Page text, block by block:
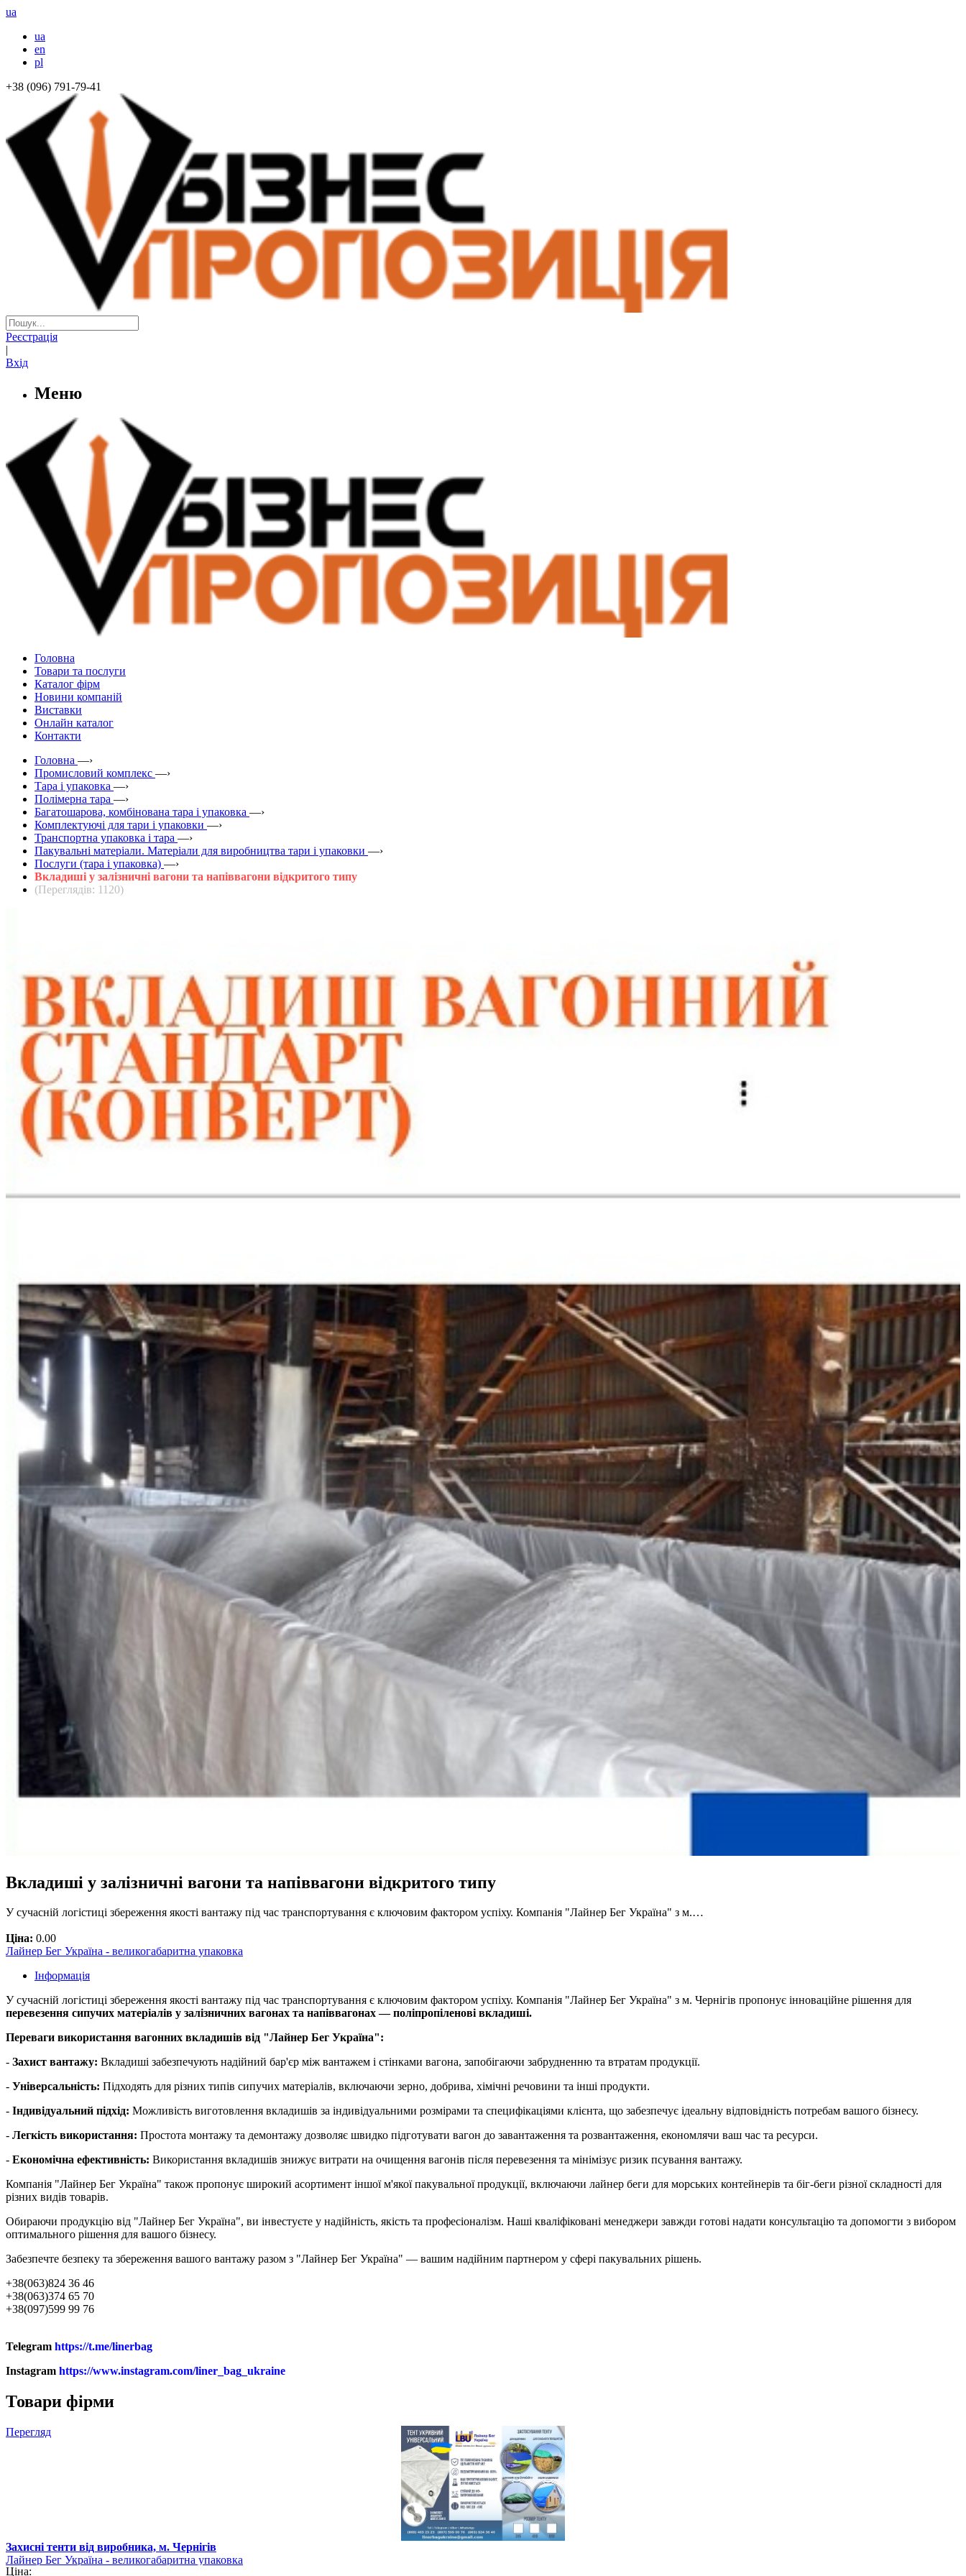
ua
ua
en
pl
+38 (096) 791-79-41
Реєстрація
|
Вхід
Меню
Головна
Товари та послуги
Каталог фірм
Новини компаній
Виставки
Онлайн каталог
Контакти
Головна —›
Промисловий комплекс —›
Тара і упаковка —›
Полімерна тара —›
Багатошарова, комбінована тара і упаковка —›
Комплектуючі для тари і упаковки —›
Транспортна упаковка і тара —›
Пакувальні матеріали. Матеріали для виробництва тари і упаковки —›
Послуги (тара і упаковка) —›
Вкладиші у залізничні вагони та напіввагони відкритого типу
(Переглядів: 1120)
Вкладиші у залізничні вагони та напіввагони відкритого типу
У сучасній логістиці збереження якості вантажу під час транспортування є ключовим фактором успіху. Компанія "Лайнер Бег Україна" з м.…
Ціна: 0.00
Лайнер Бег Україна - великогабаритна упаковка
Інформація
У сучасній логістиці збереження якості вантажу під час транспортування є ключовим фактором успіху. Компанія "Лайнер Бег Україна" з м. Чернігів пропонує інноваційне рішення для
перевезення сипучих матеріалів у залізничних вагонах та напіввагонах — поліпропіленові вкладиші.
Переваги використання вагонних вкладишів від "Лайнер Бег Україна":
- Захист вантажу: Вкладиші забезпечують надійний бар'єр між вантажем і стінками вагона, запобігаючи забрудненню та втратам продукції.
- Універсальність: Підходять для різних типів сипучих матеріалів, включаючи зерно, добрива, хімічні речовини та інші продукти.
- Індивідуальний підхід: Можливість виготовлення вкладишів за індивідуальними розмірами та специфікаціями клієнта, що забезпечує ідеальну відповідність потребам вашого бізнесу.
- Легкість використання: Простота монтажу та демонтажу дозволяє швидко підготувати вагон до завантаження та розвантаження, економлячи ваш час та ресурси.
- Економічна ефективність: Використання вкладишів знижує витрати на очищення вагонів після перевезення та мінімізує ризик псування вантажу.
Компанія "Лайнер Бег Україна" також пропонує широкий асортимент іншої м'якої пакувальної продукції, включаючи лайнер беги для морських контейнерів та біг-беги різної складності для
різних видів товарів.
Обираючи продукцію від "Лайнер Бег Україна", ви інвестуєте у надійність, якість та професіоналізм. Наші кваліфіковані менеджери завжди готові надати консультацію та допомогти з вибором
оптимального рішення для вашого бізнесу.
Забезпечте безпеку та збереження вашого вантажу разом з "Лайнер Бег Україна" — вашим надійним партнером у сфері пакувальних рішень.
+38(063)824 36 46
+38(063)374 65 70
+38(097)599 99 76
Telegram https://t.me/linerbag
Instagram https://www.instagram.com/liner_bag_ukraine
Товари фірми
Перегляд
Захисні тенти від виробника, м. Чернігів
Лайнер Бег Україна - великогабаритна упаковка
Ціна: